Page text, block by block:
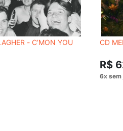
- C’MON YOU
CD
R$